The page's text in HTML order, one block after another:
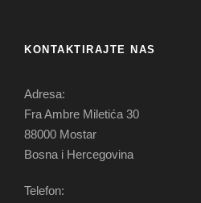
KONTAKTIRAJTE NAS
Adresa:
Fra Ambre Miletića 30
88000 Mostar
Bosna i Hercegovina
Telefon: